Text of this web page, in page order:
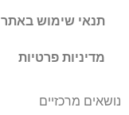
תנאי שימוש באתר
מדיניות פרטיות
נושאים מרכזיים